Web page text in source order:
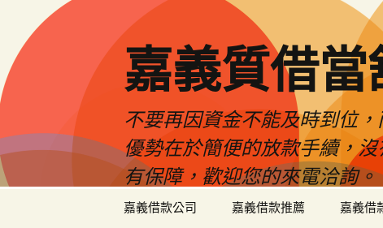
嘉義質借
不要再因資金不能及時到位
優勢在於簡便的放款手續，
有保障，歡迎您的來電洽詢。
嘉義借款公司 嘉義借款推薦 嘉義借